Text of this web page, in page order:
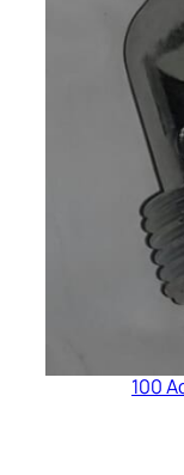
100